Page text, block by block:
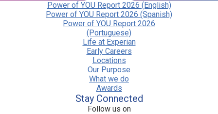
Power of YOU Report 2026 (English)
Power of YOU Report 2026 (Spanish)
Power of YOU Report 2026
(Portuguese)
Life at Experian
Early Careers
Locations
Our Purpose
What we do
Awards
Stay Connected
Follow us on